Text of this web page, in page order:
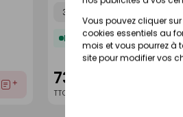
Vous pouvez cliquer
cookies essentiels au
mois et vous pourrez à
site pour modifier vos
Ajouter
Déclinaison
Disponible sous 10 jours
73,90€
TTC/Pièce